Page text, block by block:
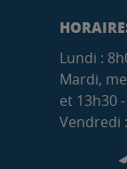
Lundi :
Mardi,
et 13h30
Vendredi